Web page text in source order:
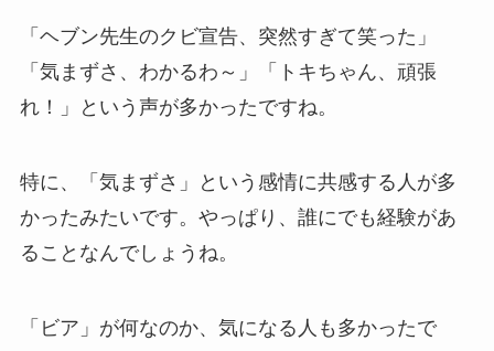
「ヘブン先生のクビ宣告、突然すぎて笑った」
「気まずさ、わかるわ～」「トキちゃん、頑張
れ！」という声が多かったですね。
特に、「気まずさ」という感情に共感する人が多
かったみたいです。やっぱり、誰にでも経験があ
ることなんでしょうね。
「ビア」が何なのか、気になる人も多かったで